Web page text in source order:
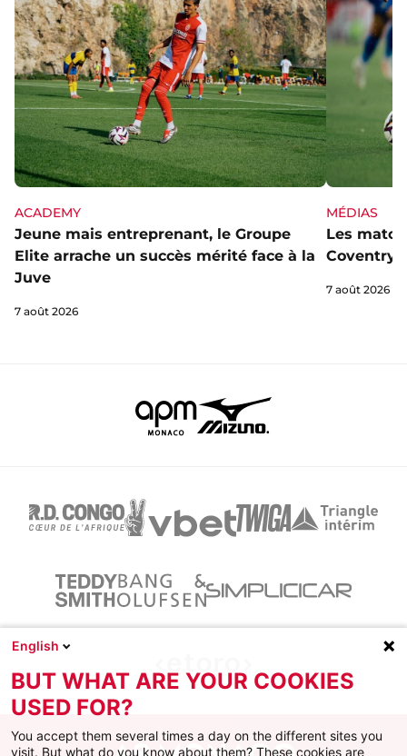
ACADEMY
Jeune mais entreprenant, le Groupe
Elite arrache un succès mérité face à la
Juve
7 août 2026
MÉDIAS
Les
Coventry
7 août 2026
English
BUT WHAT ARE YOUR COOKIES
USED FOR?
You accept them several times a day on the different sites you
visit. But what do you know about them? These cookies are